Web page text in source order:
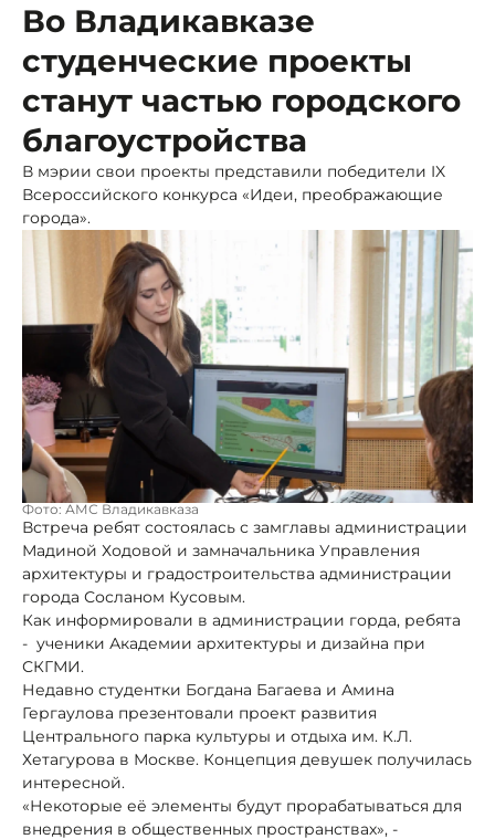
Во Владикавказе
студенческие проекты
станут частью городского
благоустройства
В мэрии свои проекты представили победители IX
Всероссийского конкурса «Идеи, преображающие
города».
Фото: АМС Владикавказа
Встреча ребят состоялась с замглавы администрации
Мадиной Ходовой и замначальника Управления
архитектуры и градостроительства администрации
города Сосланом Кусовым.
Как информировали в администрации горда, ребята
- ученики Академии архитектуры и дизайна при
СКГМИ.
Недавно студентки Богдана Багаева и Амина
Гергаулова презентовали проект развития
Центрального парка культуры и отдыха им. К.Л.
Хетагурова в Москве. Концепция девушек получилась
интересной.
«Некоторые её элементы будут прорабатываться для
внедрения в общественных пространствах», -